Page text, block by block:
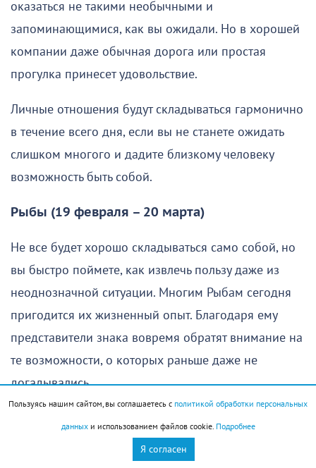
оказаться не такими необычными и
запоминающимися, как вы ожидали. Но в хорошей
компании даже обычная дорога или простая
прогулка принесет удовольствие.
Личные отношения будут складываться гармонично
в течение всего дня, если вы не станете ожидать
слишком многого и дадите близкому человеку
возможность быть собой.
Рыбы (19 февраля – 20 марта)
Не все будет хорошо складываться само собой, но
вы быстро поймете, как извлечь пользу даже из
неоднозначной ситуации. Многим Рыбам сегодня
пригодится их жизненный опыт. Благодаря ему
представители знака вовремя обратят внимание на
те возможности, о которых раньше даже не
догадывались.
Если вы беретесь за какое-то серьезное дело, лучше
Пользуясь нашим сайтом, вы соглашаетесь с политикой обработки персональных
данныхи использованием файлов cookie. Подробнее
Я согласен